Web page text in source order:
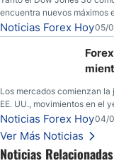
encuentra nuevos máximos
llamadas de ganancias; el
esperanzas; el dólar
yen; el peso mexicano ve
Noticias Forex Hoy05/
Los mercados comienzan
EE. UU., movimientos en el
seguridad en Bitcoin y
Noticias Forex Hoy04/
Ver Más Noticias
Noticias Relacionadas